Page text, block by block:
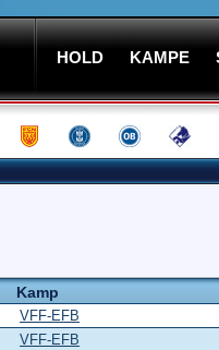
HOLD KAMPE
Kamp
VFF-EFB
VFF-EFB